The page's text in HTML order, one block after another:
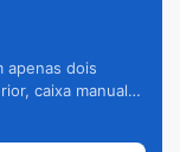
apenas dois
caixa manual